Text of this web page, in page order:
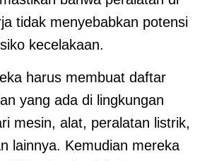
tidak menyebabkan potensi
kecelakaan.
harus membuat daftar
yang ada di lingkungan
mesin, alat, peralatan listrik,
lainnya. Kemudian mereka